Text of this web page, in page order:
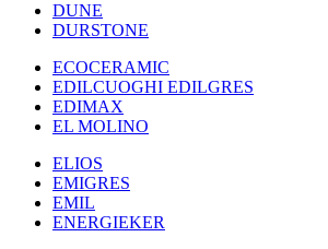
DUNE
DURSTONE
ECOCERAMIC
EDILCUOGHI EDILGRES
EDIMAX
EL MOLINO
ELIOS
EMIGRES
EMIL
ENERGIEKER